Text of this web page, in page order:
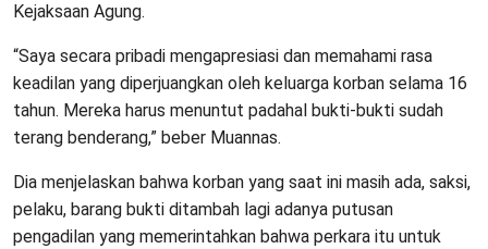
Kejaksaan Agung.
“Saya secara pribadi mengapresiasi dan memahami rasa
keadilan yang diperjuangkan oleh keluarga korban selama 16
tahun. Mereka harus menuntut padahal bukti-bukti sudah
terang benderang,” beber Muannas.
Dia menjelaskan bahwa korban yang saat ini masih ada, saksi,
pelaku, barang bukti ditambah lagi adanya putusan
pengadilan yang memerintahkan bahwa perkara itu untuk